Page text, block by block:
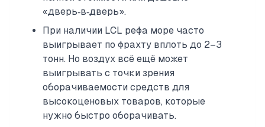
«дверь‑в‑дверь».
При наличии LCL рефа море часто
выигрывает по фрахту вплоть до 2–3
тонн. Но воздух всё ещё может
выигрывать с точки зрения
оборачиваемости средств для
высокоценовых товаров, которые
нужно быстро оборачивать.